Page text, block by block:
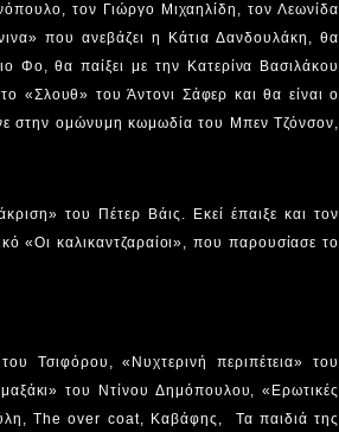
τον Γιώργο Μιχαηλίδη, τον Λεωνίδα
που ανεβάζει η Κάτια Δανδουλάκη, θα
Φο, θα παίξει με την Κατερίνα Βασιλάκου
«Σλουθ» του Άντονι Σάφερ και θα είναι ο
στην ομώνυμη κωμωδία του Μπεν Τζόνσον,
του Πέτερ Βάις. Εκεί έπαιξε και τον
«Οι καλικαντζαραίοι», που παρουσίασε το
Τσιφόρου, «Νυχτερινή περιπέτεια» του
του Ντίνου Δημόπουλου, «Ερωτικές
The over coat, Καβάφης, Τα παιδιά της